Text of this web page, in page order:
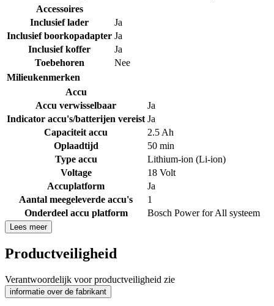
Accessoires
Inclusief lader
Ja
Inclusief boorkopadapter Ja
Inclusief koffer
Ja
Toebehoren
Nee
Milieukenmerken
Accu
Accu verwisselbaar
Ja
Indicator accu's/batterijen vereist Ja
Capaciteit accu
2.5 Ah
Oplaadtijd
50 min
Type accu
Lithium-ion (Li-ion)
Voltage
18 Volt
Accuplatform
Ja
Aantal meegeleverde accu's
1
Onderdeel accu platform
Bosch Power for All systeem
Lees meer
Productveiligheid
Verantwoordelijk voor productveiligheid zie
informatie over de fabrikant